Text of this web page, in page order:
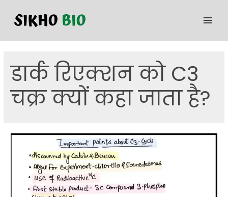
डार्क रिएक्शन को C3
चक्र क्यों कहा जाता है?